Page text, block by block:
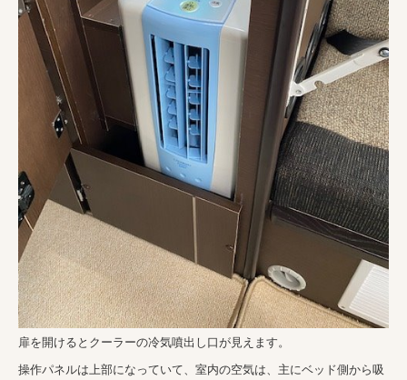
扉を開けるとクーラーの冷気噴出し口が見えます。
操作パネルは上部になっていて、室内の空気は、主にベッド側から吸